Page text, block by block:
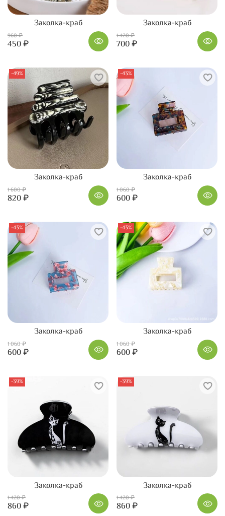
Заколка-краб
960 ₽
450 ₽
Заколка-краб
1 420 ₽
700 ₽
-49%
Заколка-краб
1 600 ₽
820 ₽
-43%
Заколка-краб
1 060 ₽
600 ₽
-43%
Заколка-краб
1 060 ₽
600 ₽
-43%
Заколка-краб
1 060 ₽
600 ₽
-39%
Заколка-краб
1 420 ₽
860 ₽
-39%
Заколка-краб
1 420 ₽
860 ₽